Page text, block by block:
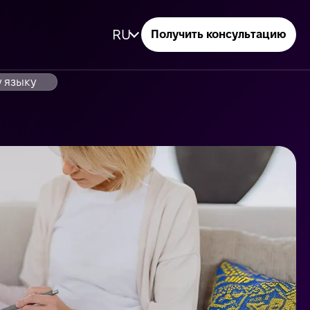
RU Получить консультацию
языку